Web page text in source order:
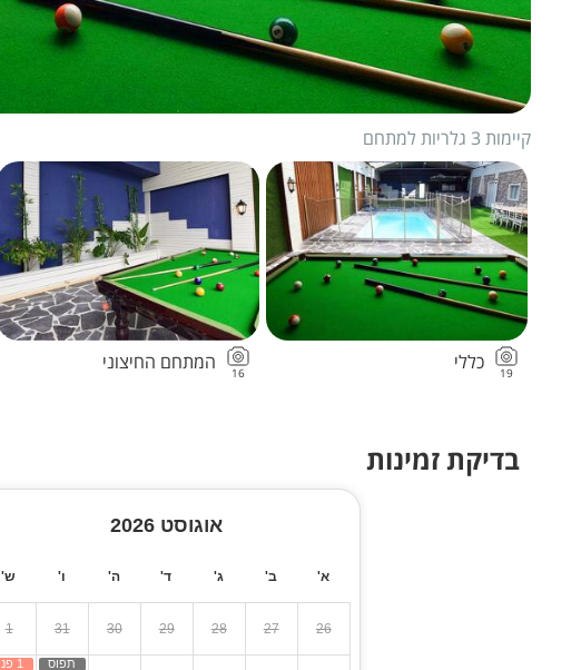
1/19
קיימות 3 גלריות למתחם
19 כללי 16 המתחם החיצוני
בדיקת זמינות
אוגוסט 2026
א' ב' ג' ד' ה' ו' ש'
26
27
28
29
30
31
1